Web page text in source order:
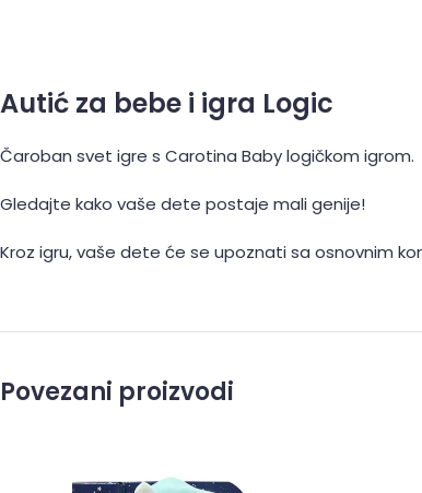
Autić za bebe i igra Logic
Čaroban svet igre s Carotina Baby logičkom igrom.
Gledajte kako vaše dete postaje mali genije!
Kroz igru, vaše dete će se upoznati sa osnovnim
Povezani proizvodi